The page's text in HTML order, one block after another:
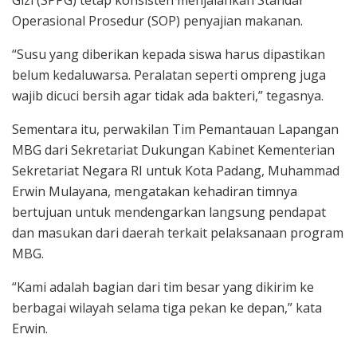
Operasional Prosedur (SOP) penyajian makanan.
“Susu yang diberikan kepada siswa harus dipastikan
belum kedaluwarsa. Peralatan seperti ompreng juga
wajib dicuci bersih agar tidak ada bakteri,” tegasnya.
Sementara itu, perwakilan Tim Pemantauan Lapangan
MBG dari Sekretariat Dukungan Kabinet Kementerian
Sekretariat Negara RI untuk Kota Padang, Muhammad
Erwin Mulayana, mengatakan kehadiran timnya
bertujuan untuk mendengarkan langsung pendapat
dan masukan dari daerah terkait pelaksanaan program
MBG.
“Kami adalah bagian dari tim besar yang dikirim ke
berbagai wilayah selama tiga pekan ke depan,” kata
Erwin.